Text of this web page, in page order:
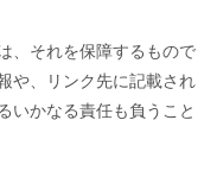
、それを保障するもので
や、リンク先に記載され
いかなる責任も負うこと